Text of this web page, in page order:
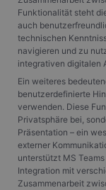
Funktionalität steht
auch
technischen
navigieren und zu
integrativen digitalen
Ein weiteres
benutzerdefinierte
verwenden. Diese
Privatsphäre bei,
Präsentation – ein
externer
unterstützt MS
Integration mit
Zusammenarbeit